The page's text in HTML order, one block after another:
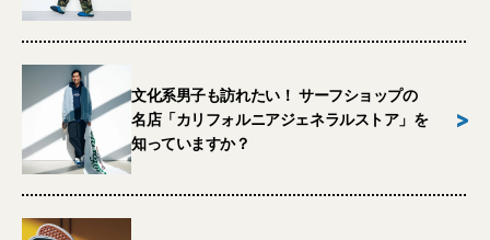
文化系男子も訪れたい！ サーフショップの
名店「カリフォルニアジェネラルストア」を
知っていますか？
>